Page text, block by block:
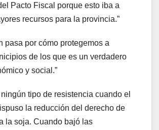
Pacto Fiscal porque esto iba a
recursos para la provincia.”
pasa por cómo protegemos a
de los que es un verdadero
y social.”
tipo de resistencia cuando el
la reducción del derecho de
la soja. Cuando bajó las